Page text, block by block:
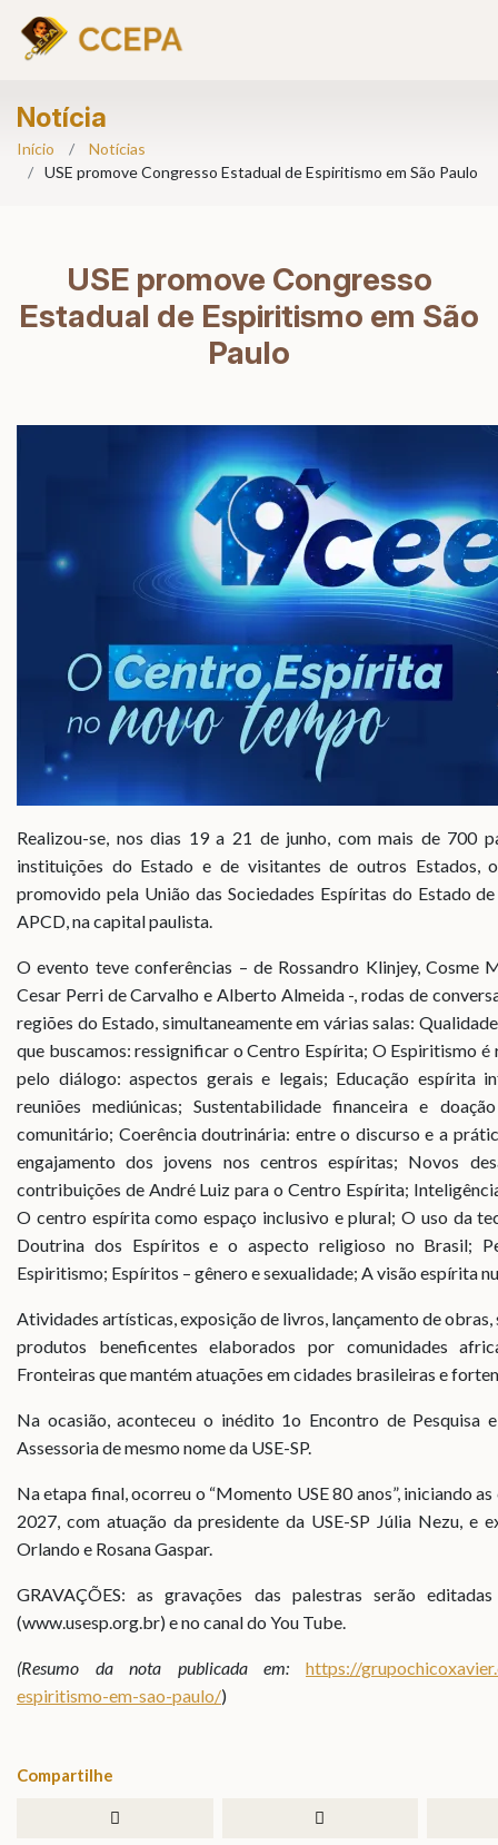
Notícia
Início
Notícias
USE promove Congresso Estadual de Espiritismo em São Paulo
USE promove Congresso
Estadual de Espiritismo em São
Paulo
Realizou-se, nos dias 19 a 21 de junho, com mais de 700
instituições do Estado e de visitantes de outros Estados,
promovido pela União das Sociedades Espíritas do Estado
APCD, na capital paulista.
O evento teve conferências – de Rossandro Klinjey, Cosme
Cesar Perri de Carvalho e Alberto Almeida -, rodas de
regiões do Estado, simultaneamente em várias salas:
que buscamos: ressignificar o Centro Espírita; O Espiritismo
pelo diálogo: aspectos gerais e legais; Educação espírita
reuniões mediúnicas; Sustentabilidade financeira e
comunitário; Coerência doutrinária: entre o discurso e a
engajamento dos jovens nos centros espíritas; Novos
contribuições de André Luiz para o Centro Espírita;
O centro espírita como espaço inclusivo e plural; O uso da
Doutrina dos Espíritos e o aspecto religioso no Brasil;
Espiritismo; Espíritos – gênero e sexualidade; A visão espírita
Atividades artísticas, exposição de livros, lançamento de
produtos beneficentes elaborados por comunidades
Fronteiras que mantém atuações em cidades brasileiras e
Na ocasião, aconteceu o inédito 1o Encontro de Pesquisa
Assessoria de mesmo nome da USE-SP.
Na etapa final, ocorreu o “Momento USE 80 anos”, iniciando
2027, com atuação da presidente da USE-SP Júlia Nezu, e
Orlando e Rosana Gaspar.
GRAVAÇÕES: as gravações das palestras serão
(www.usesp.org.br) e no canal do You Tube.
(Resumo da nota publicada em: https://
espiritismo-em-sao-paulo/)
Compartilhe